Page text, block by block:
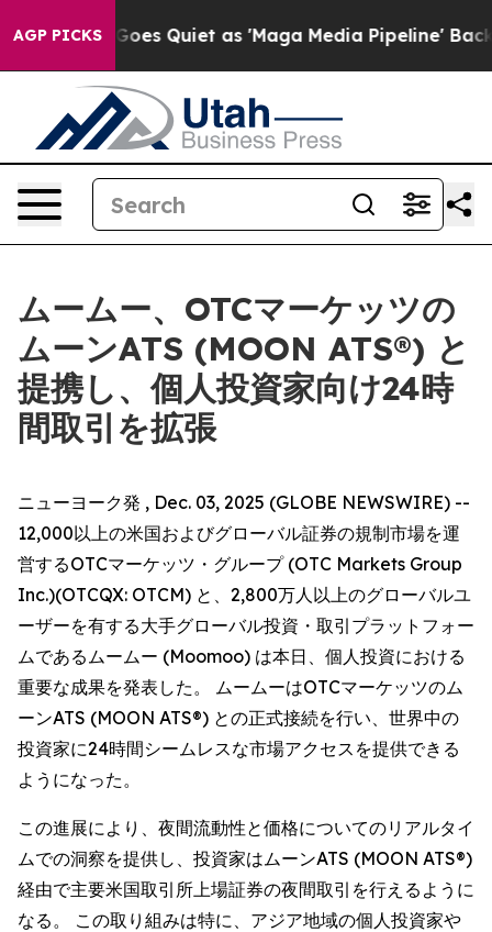
AGP PICKS
News Goes Quiet as 'Maga Media Pipeline' Backfires
ムームー、OTCマーケッツの
ムーンATS (MOON ATS®) と
提携し、個人投資家向け24時
間取引を拡張
ニューヨーク発 , Dec. 03, 2025 (GLOBE NEWSWIRE) --
12,000以上の米国およびグローバル証券の規制市場を運
営するOTCマーケッツ・グループ (OTC Markets Group
Inc.)(OTCQX: OTCM) と、2,800万人以上のグローバルユ
ーザーを有する大手グローバル投資・取引プラットフォー
ムであるムームー (Moomoo) は本日、個人投資における
重要な成果を発表した。 ムームーはOTCマーケッツのム
ーンATS (MOON ATS®) との正式接続を行い、世界中の
投資家に24時間シームレスな市場アクセスを提供できる
ようになった。
この進展により、夜間流動性と価格についてのリアルタイ
ムでの洞察を提供し、投資家はムーンATS (MOON ATS®)
経由で主要米国取引所上場証券の夜間取引を行えるように
なる。 この取り組みは特に、アジア地域の個人投資家や